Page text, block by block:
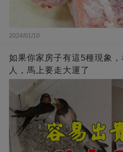
2024/01/10
如果你家房子有這5種現象
人，馬上要走大運了